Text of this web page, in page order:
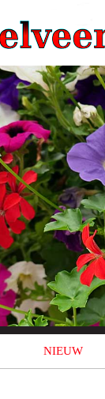
NIEUW